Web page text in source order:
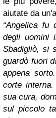
aiutate da
“Angelica fu
degli uomini
Sbadigliò, si
guardò fuori
appena
corte
sua cura,
sul piccolo